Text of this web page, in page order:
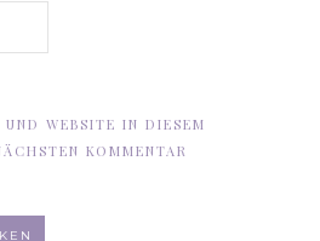
WEBSITE IN DIESEM
KOMMENTAR